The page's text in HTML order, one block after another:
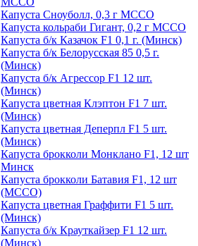
Капуста Сноуболл, 0,3 г МССО
Капуста кольраби Гигант, 0,2 г МССО
Капуста б/к Казачок F1 0,1 г. (Минск)
Капуста б/к Белорусская 85 0,5 г.
(Минск)
Капуста б/к Агрессор F1 12 шт.
(Минск)
Капуста цветная Клэптон F1 7 шт.
(Минск)
Капуста цветная Деперпл F1 5 шт.
(Минск)
Капуста брокколи Монклано F1, 12 шт
Минск
Капуста брокколи Батавия F1, 12 шт
(МССО)
Капуста цветная Граффити F1 5 шт.
(Минск)
Капуста б/к Крауткайзер F1 12 шт.
(Минск)